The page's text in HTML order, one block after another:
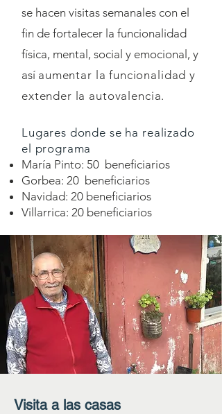
se hacen visitas semanales con el
fin de fortalecer la funcionalidad
física, mental, social y emocional, y
así aumentar la funcionalidad y
extender la autovalencia.
Lugares donde se ha realizado
el programa​
María Pinto: 50 beneficiarios
Gorbea: 20 beneficiarios
Navidad: 20 beneficiarios
Villarrica: 20 beneficiarios​​​​​
Visita a las casas